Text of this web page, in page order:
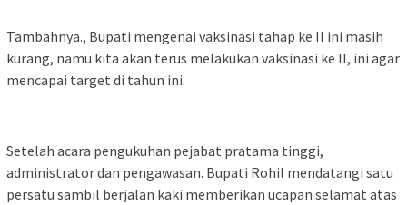
Tambahnya., Bupati mengenai vaksinasi tahap ke II ini masih
kurang, namu kita akan terus melakukan vaksinasi ke II, ini agar
mencapai target di tahun ini.
Setelah acara pengukuhan pejabat pratama tinggi,
administrator dan pengawasan. Bupati Rohil mendatangi satu
persatu sambil berjalan kaki memberikan ucapan selamat atas